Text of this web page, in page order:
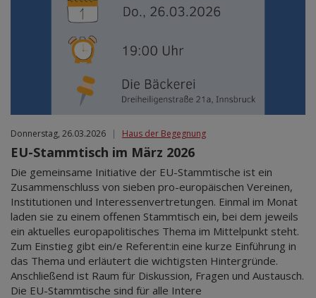
Donnerstag, 26.03.2026 | Haus der Begegnung
EU-Stammtisch im März 2026
Die gemeinsame Initiative der EU-Stammtische ist ein
Zusammenschluss von sieben pro-europäischen Vereinen,
Institutionen und Interessenvertretungen. Einmal im Monat
laden sie zu einem offenen Stammtisch ein, bei dem jeweils
ein aktuelles europapolitisches Thema im Mittelpunkt steht.
Zum Einstieg gibt ein/e Referent:in eine kurze Einführung in
das Thema und erläutert die wichtigsten Hintergründe.
Anschließend ist Raum für Diskussion, Fragen und Austausch.
Die EU-Stammtische sind für alle Intere